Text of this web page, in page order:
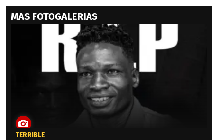
MAS FOTOGALERIAS
TERRIBLE